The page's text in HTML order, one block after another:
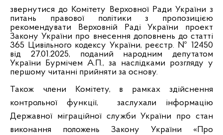
звернутися до Комітету Верховної Ради України з
питань правової політики з пропозицією
рекомендувати Верховній Раді України проект
Закону України про внесення доповнень до статті
365 Цивільного кодексу України, реєстр. № 12450
від 27.01.2025, поданий народним депутатом
України Бурмічем А.П., за наслідками розгляду у
першому читанні прийняти за основу.
Також члени Комітету, в рамках здійснення
контрольної функції,
заслухали інформацію
Державної міграційної служби України про стан
виконання положень Закону України «Про